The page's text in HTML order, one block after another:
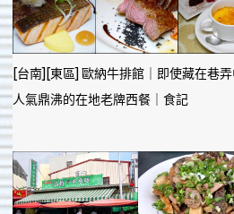
[台南][東區] 歐納牛排館｜即使藏在巷
人氣鼎沸的在地老牌西餐｜食記